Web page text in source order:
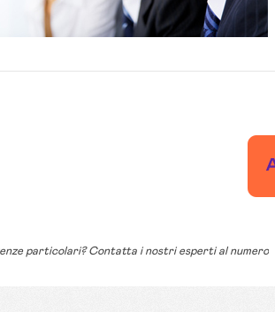
particolari? Contatta i nostri esperti al numero